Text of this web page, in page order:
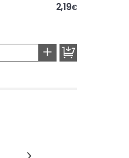
2,19€
+